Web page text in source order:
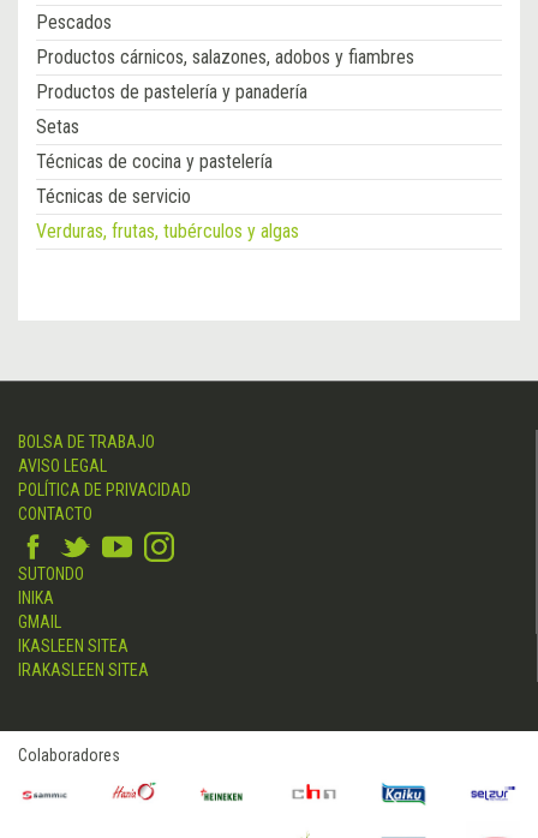
Pescados
Productos cárnicos, salazones, adobos y fiambres
Productos de pastelería y panadería
Setas
Técnicas de cocina y pastelería
Técnicas de servicio
Verduras, frutas, tubérculos y algas
BOLSA DE TRABAJO
AVISO LEGAL
POLÍTICA DE PRIVACIDAD
CONTACTO
SUTONDO
INIKA
GMAIL
IKASLEEN SITEA
IRAKASLEEN SITEA
Colaboradores